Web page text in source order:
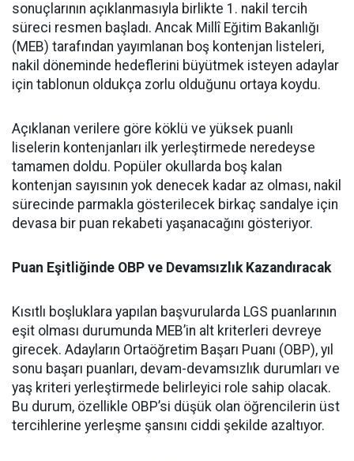
sonuçlarının açıklanmasıyla birlikte 1. nakil tercih
süreci resmen başladı. Ancak Millî Eğitim Bakanlığı
(MEB) tarafından yayımlanan boş kontenjan listeleri,
nakil döneminde hedeflerini büyütmek isteyen adaylar
için tablonun oldukça zorlu olduğunu ortaya koydu.
Açıklanan verilere göre köklü ve yüksek puanlı
liselerin kontenjanları ilk yerleştirmede neredeyse
tamamen doldu. Popüler okullarda boş kalan
kontenjan sayısının yok denecek kadar az olması, nakil
sürecinde parmakla gösterilecek birkaç sandalye için
devasa bir puan rekabeti yaşanacağını gösteriyor.
Puan Eşitliğinde OBP ve Devamsızlık Kazandıracak
Kısıtlı boşluklara yapılan başvurularda LGS puanlarının
eşit olması durumunda MEB’in alt kriterleri devreye
girecek. Adayların Ortaöğretim Başarı Puanı (OBP), yıl
sonu başarı puanları, devam-devamsızlık durumları ve
yaş kriteri yerleştirmede belirleyici role sahip olacak.
Bu durum, özellikle OBP’si düşük olan öğrencilerin üst
tercihlerine yerleşme şansını ciddi şekilde azaltıyor.